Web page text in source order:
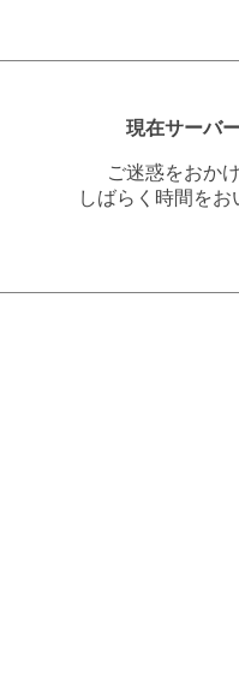
現在サーバ
ご迷惑をおか
しばらく時間を